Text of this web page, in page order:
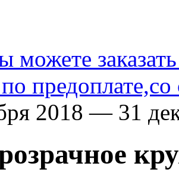
можете
предоплате,со
2018 — 31